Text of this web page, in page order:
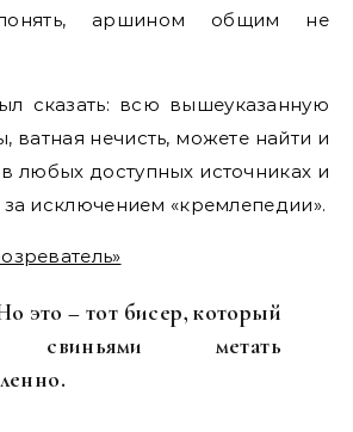
аршином общим не
сказать: всю вышеуказанную
нечисть, можете найти и
любых доступных источниках и
исключением «кремлепедии».
это – тот бисер, который
свиньями метать